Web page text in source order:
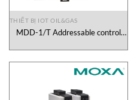
THIẾT BỊ IOT OIL&GAS
MDD-1/T Addressable control
GAZEX Vietnam